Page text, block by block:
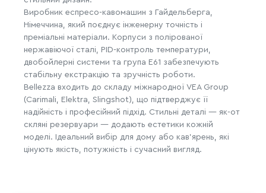
Виробник еспресо-кавомашин з Гайдельберга,
Німеччина, який поєднує інженерну точність і
преміальні матеріали. Корпуси з полірованої
нержавіючої сталі, PID-контроль температури,
двобойлерні системи та група E61 забезпечують
стабільну екстракцію та зручність роботи.
Bellezza входить до складу міжнародної VEA Group
(Carimali, Elektra, Slingshot), що підтверджує її
надійність і професійний підхід. Стильні деталі — як-от
скляні резервуари — додають естетики кожній
моделі. Ідеальний вибір для дому або кав’ярень, які
цінують якість, потужність і сучасний вигляд.